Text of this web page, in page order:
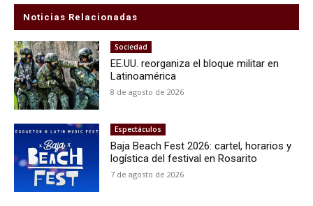
Noticias Relacionadas
Sociedad
EE.UU. reorganiza el bloque militar en
Latinoamérica
8 de agosto de 2026
Espectáculos
Baja Beach Fest 2026: cartel, horarios y
logística del festival en Rosarito
7 de agosto de 2026